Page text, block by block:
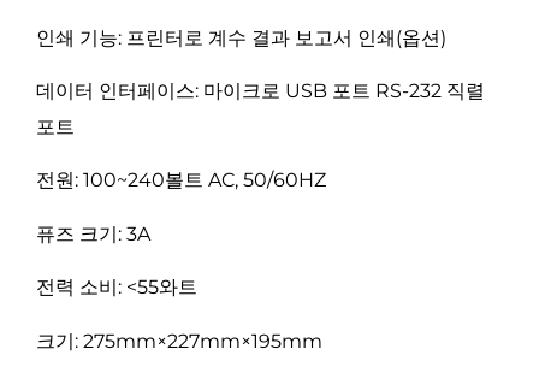
인쇄 기능: 프린터로 계수 결과 보고서 인쇄(옵션)
데이터 인터페이스: 마이크로 USB 포트 RS-232 직렬
포트
전원: 100~240볼트 AC, 50/60HZ
퓨즈 크기: 3A
전력 소비: <55와트
크기: 275mm×227mm×195mm